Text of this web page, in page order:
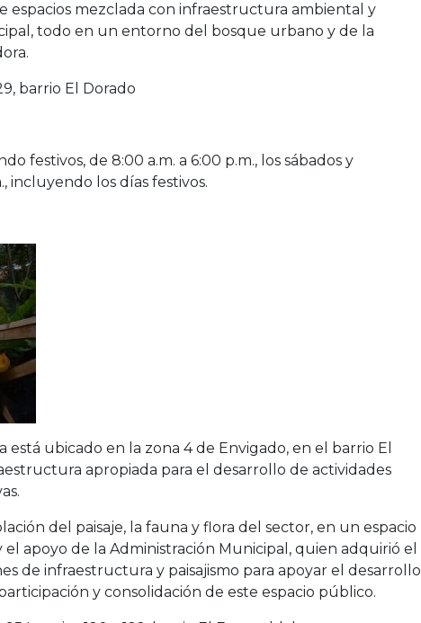
espacios mezclada con infraestructura ambiental y
todo en un entorno del bosque urbano y de la
barrio El Dorado
festivos, de 8:00 a.m. a 6:00 p.m., los sábados y
incluyendo los días festivos.
ubicado en la zona 4 de Envigado, en el barrio El
apropiada para el desarrollo de actividades
del paisaje, la fauna y flora del sector, en un espacio
apoyo de la Administración Municipal, quien adquirió el
de infraestructura y paisajismo para apoyar el desarrollo
y consolidación de este espacio público.